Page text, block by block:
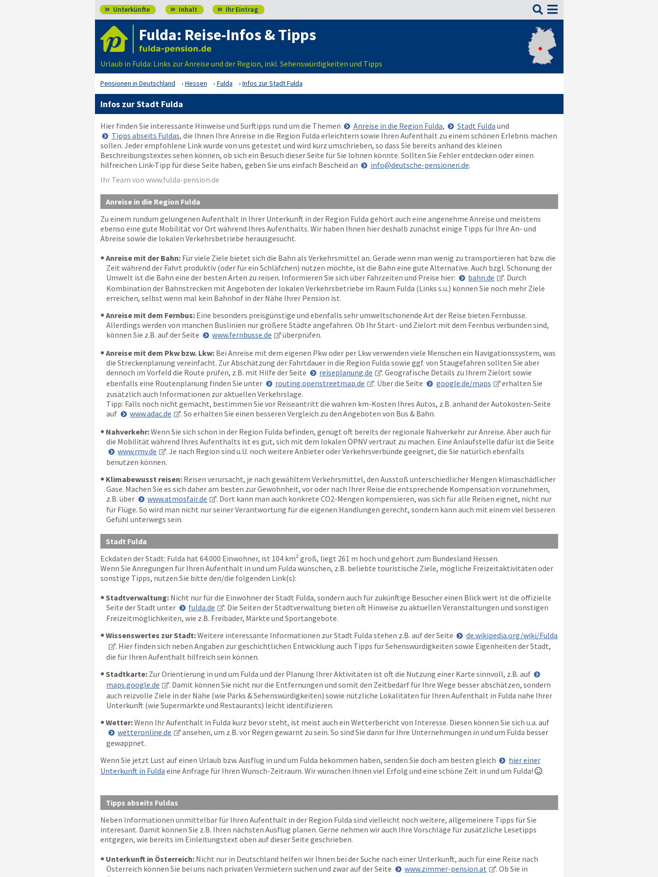
 Unterkünfte  Inhalt  Ihr Eintrag 
Fulda: Reise-Infos & Tipps
Urlaub in Fulda: Links zur Anreise und der Region, inkl. Sehenswürdigkeiten und Tipps
Pensionen in Deutschland Hessen Fulda Infos zur Stadt Fulda
Infos zur Stadt Fulda
Hier finden Sie interessante Hinweise und Surftipps rund um die Themen Anreise in die Region Fulda, Stadt Fulda und
Tipps abseits Fuldas, die Ihnen Ihre Anreise in die Region Fulda erleichtern sowie Ihren Aufenthalt zu einem schönen Erlebnis machen
sollen. Jeder empfohlene Link wurde von uns getestet und wird kurz umschrieben, so dass Sie bereits anhand des kleinen
Beschreibungstextes sehen können, ob sich ein Besuch dieser Seite für Sie lohnen könnte. Sollten Sie Fehler entdecken oder einen
hilfreichen Link-Tipp für diese Seite haben, geben Sie uns einfach Bescheid an
info@deutsche-pensionen.de.
Ihr Team von www.fulda-pension.de
Anreise in die Region Fulda
Zu einem rundum gelungenen Aufenthalt in Ihrer Unterkunft in der Region Fulda gehört auch eine angenehme Anreise und meistens
ebenso eine gute Mobilität vor Ort während Ihres Aufenthalts. Wir haben Ihnen hier deshalb zunächst einige Tipps für Ihre An- und
Abreise sowie die lokalen Verkehrsbetriebe herausgesucht.
Anreise mit der Bahn:Für viele Ziele bietet sich die Bahn als Verkehrsmittel an. Gerade wenn man wenig zu transportieren hat bzw. die
Zeit während der Fahrt produktiv (oder für ein Schläfchen) nutzen möchte, ist die Bahn eine gute Alternative. Auch bzgl. Schonung der
Umwelt ist die Bahn eine der besten Arten zu reisen. Informieren Sie sich über Fahrzeiten und Preise hier:
bahn.de
. Durch
Kombination der Bahnstrecken mit Angeboten der lokalen Verkehrsbetriebe im Raum Fulda (Links s.u.) können Sie noch mehr Ziele
erreichen, selbst wenn mal kein Bahnhof in der Nähe Ihrer Pension ist.
Anreise mit dem Fernbus:Eine besonders preisgünstige und ebenfalls sehr umweltschonende Art der Reise bieten Fernbusse.
Allerdings werden von manchen Buslinien nur größere Städte angefahren. Ob Ihr Start- und Zielort mit dem Fernbus verbunden sind,
können Sie z.B. auf der Seite
www.fernbusse.de
überprüfen.
Anreise mit dem Pkw bzw. Lkw:Bei Anreise mit dem eigenen Pkw oder per Lkw verwenden viele Menschen ein Navigationssystem, was
die Streckenplanung vereinfacht. Zur Abschätzung der Fahrtdauer in die Region Fulda sowie ggf. von Staugefahren sollten Sie aber
dennoch im Vorfeld die Route prüfen, z.B. mit Hilfe der Seite
reiseplanung.de
. Geografische Details zu Ihrem Zielort sowie
ebenfalls eine Routenplanung finden Sie unter
routing.openstreetmap.de . Über die Seite google.de/maps
erhalten Sie
zusätzlich auch Informationen zur aktuellen Verkehrslage.
Tipp: Falls noch nicht gemacht, bestimmen Sie vor Reiseantritt die wahren km-Kosten Ihres Autos, z.B. anhand der Autokosten-Seite
auf
www.adac.de
. So erhalten Sie einen besseren Vergleich zu den Angeboten von Bus & Bahn.
Nahverkehr:Wenn Sie sich schon in der Region Fulda befinden, genügt oft bereits der regionale Nahverkehr zur Anreise. Aber auch für
die Mobilität während Ihres Aufenthalts ist es gut, sich mit dem lokalen ÖPNV vertraut zu machen. Eine Anlaufstelle dafür ist die Seite
www.rmv.de
. Je nach Region sind u.U. noch weitere Anbieter oder Verkehrsverbünde geeignet, die Sie natürlich ebenfalls
benutzen können.
Klimabewusst reisen:Reisen verursacht, je nach gewähltem Verkehrsmittel, den Ausstoß unterschiedlicher Mengen klimaschädlicher
Gase. Machen Sie es sich daher am besten zur Gewohnheit, vor oder nach Ihrer Reise die entsprechende Kompensation vorzunehmen,
z.B. über
www.atmosfair.de
. Dort kann man auch konkrete CO2-Mengen kompensieren, was sich für alle Reisen eignet, nicht nur
für Flüge. So wird man nicht nur seiner Verantwortung für die eigenen Handlungen gerecht, sondern kann auch mit einem viel besseren
Gefühl unterwegs sein.
Stadt Fulda
Eckdaten der Stadt: Fulda hat 64.000 Einwohner, ist 104 km² groß, liegt 261 m hoch und gehört zum Bundesland Hessen.
Wenn Sie Anregungen für Ihren Aufenthalt in und um Fulda wünschen, z.B. beliebte touristische Ziele, mögliche Freizeitaktivitäten oder
sonstige Tipps, nutzen Sie bitte den/die folgenden Link(s):
Stadtverwaltung:Nicht nur für die Einwohner der Stadt Fulda, sondern auch für zukünftige Besucher einen Blick wert ist die offizielle
Seite der Stadt unter
fulda.de
. Die Seiten der Stadtverwaltung bieten oft Hinweise zu aktuellen Veranstaltungen und sonstigen
Freizeitmöglichkeiten, wie z.B. Freibäder, Märkte und Sportangebote.
Wissenswertes zur Stadt:Weitere interessante Informationen zur Stadt Fulda stehen z.B. auf der Seite
de.wikipedia.org/wiki/Fulda
. Hier finden sich neben Angaben zur geschichtlichen Entwicklung auch Tipps für Sehenswürdigkeiten sowie Eigenheiten der Stadt,
die für Ihren Aufenthalt hilfreich sein können.
Stadtkarte:Zur Orientierung in und um Fulda und der Planung Ihrer Aktivitäten ist oft die Nutzung einer Karte sinnvoll, z.B. auf
maps.google.de
. Damit können Sie nicht nur die Entfernungen und somit den Zeitbedarf für Ihre Wege besser abschätzen, sondern
auch reizvolle Ziele in der Nähe (wie Parks & Sehenswürdigkeiten) sowie nützliche Lokalitäten für Ihren Aufenthalt in Fulda nahe Ihrer
Unterkunft (wie Supermärkte und Restaurants) leicht identifizieren.
Wetter:Wenn Ihr Aufenthalt in Fulda kurz bevor steht, ist meist auch ein Wetterbericht von Interesse. Diesen können Sie sich u.a. auf
wetteronline.de
ansehen, um z.B. vor Regen gewarnt zu sein. So sind Sie dann für Ihre Unternehmungen in und um Fulda besser
gewappnet.
Wenn Sie jetzt Lust auf einen Urlaub bzw. Ausflug in und um Fulda bekommen haben, senden Sie doch am besten gleich
hier einer
Unterkunft in Fulda eine Anfrage für Ihren Wunsch-Zeitraum. Wir wünschen Ihnen viel Erfolg und eine schöne Zeit in und um Fulda! 
Tipps abseits Fuldas
Neben Informationen unmittelbar für Ihren Aufenthalt in der Region Fulda sind vielleicht noch weitere, allgemeinere Tipps für Sie
interesant. Damit können Sie z.B. Ihren nächsten Ausflug planen. Gerne nehmen wir auch Ihre Vorschläge für zusätzliche Lesetipps
entgegen, wie bereits im Einleitungstext oben auf dieser Seite geschrieben.
Unterkunft in Österreich:Nicht nur in Deutschland helfen wir Ihnen bei der Suche nach einer Unterkunft, auch für eine Reise nach
Österreich können Sie bei uns nach privaten Vermietern suchen und zwar auf der Seite
www.zimmer-pension.at
. Ob Sie in